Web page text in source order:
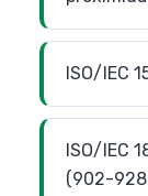
ISO/IEC
ISO/IEC
(902-928